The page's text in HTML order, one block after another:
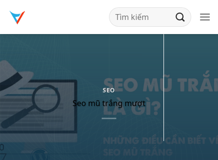
qua
nội
SEO
Seo mũ trắng mượt